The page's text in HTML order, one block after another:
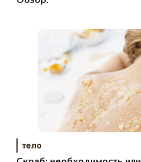
тело